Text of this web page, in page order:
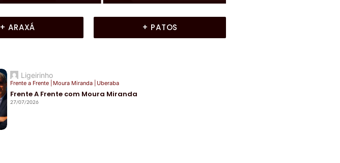
+ ARAXÁ + PATOS
Ligeirinho
Frente a Frente Moura Miranda Uberaba
Frente A Frente com Moura Miranda
27/07/2026